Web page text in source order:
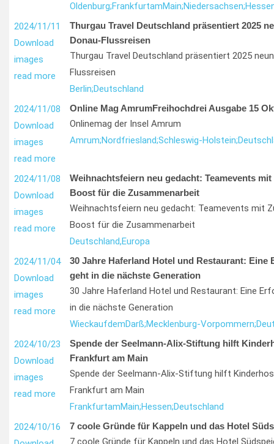
Oldenburg;FrankfurtamMain;Niedersachsen;
2024/11/11
Download
images
read more
Thurgau Travel Deutschland präsentiert 2025
Donau-Flussreisen
Thurgau Travel Deutschland präsentiert 2025
Flussreisen
Berlin;Deutschland
2024/11/08
Download
images
read more
Online Mag AmrumFreihochdrei Ausgabe 15
Onlinemag der Insel Amrum
Amrum;Nordfriesland;Schleswig-Holstein;
2024/11/08
Download
images
read more
Weihnachtsfeiern neu gedacht: Teamevents
Boost für die Zusammenarbeit
Weihnachtsfeiern neu gedacht: Teamevents mit
Boost für die Zusammenarbeit
Deutschland,Europa
2024/11/04
Download
images
read more
30 Jahre Haferland Hotel und Restaurant: Eine
geht in die nächste Generation
30 Jahre Haferland Hotel und Restaurant: Eine
in die nächste Generation
WieckaufdemDarß;Mecklenburg-Vorpommern;
2024/10/23
Download
images
read more
Spende der Seelmann-Alix-Stiftung hilft
Frankfurt am Main
Spende der Seelmann-Alix-Stiftung hilft
Frankfurt am Main
FrankfurtamMain;Hessen;Deutschland
2024/10/16
7 coole Gründe für Kappeln und das Hotel
7 coole Gründe für Kappeln und das Hotel